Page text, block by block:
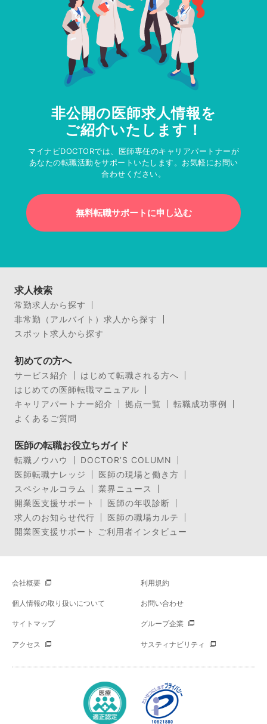
非公開の医師求人情報を
ご紹介いたします！
マイナビDOCTORでは、医師専任のキャリアパートナーが
あなたの転職活動をサポートいたします。お気軽にお問い
合わせください。
無料転職サポートに申し込む
求人検索
常勤求人から探す
非常勤（アルバイト）求人から探す
スポット求人から探す
初めての方へ
サービス紹介
はじめて転職される方へ
はじめての医師転職マニュアル
キャリアパートナー紹介
拠点一覧
転職成功事例
よくあるご質問
医師の転職お役立ちガイド
転職ノウハウ
DOCTOR’S COLUMN
医師転職ナレッジ
医師の現場と働き方
スペシャルコラム
業界ニュース
開業医支援サポート
医師の年収診断
求人のお知らせ代行
医師の職場カルテ
開業医支援サポート ご利用者インタビュー
会社概要 利用規約
個人情報の取り扱いについて お問い合わせ
サイトマップ グループ企業
アクセス サスティナビリティ